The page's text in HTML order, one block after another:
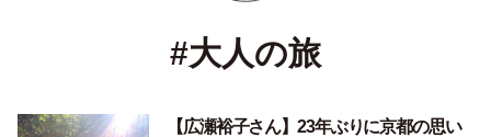
#大人の旅
【広瀬裕子さん】23年ぶりに京都の思い